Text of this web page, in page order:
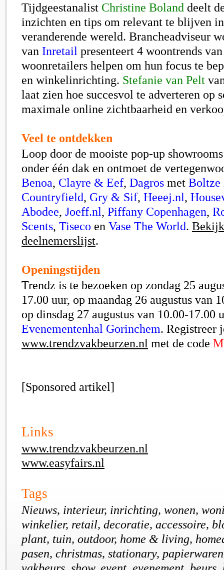
Tijdgeestanalist Christine Boland deelt
inzichten en tips om relevant te blijven
veranderende wereld. Brancheadviseur
van Inretail presenteert 4 woontrends
woonretailers helpen om hun focus te
en winkelinrichting. Stefanie van Pelt
laat zien hoe succesvol te adverteren op
maximale online zichtbaarheid en
Veel te ontdekken
Loop door de mooiste pop-up
onder één dak en ontmoet de
Benoa, Clayre & Eef, Dagros met Boltze
Countryfield, Gry & Sif, Heeej.nl,
Abodee, Joeff.nl, Piffany Copenhagen,
Scents, Tiseco en Vase The World.
deelnemerslijst.
Openingstijden
Trendz is te bezoeken op zondag 25
17.00 uur, op maandag 26 augustus van
op dinsdag 27 augustus van 10.00-17.00
Evenementenhal Gorinchem. Registreer
www.trendzvakbeurzen.nl met de code
[Sponsored artikel]
Links
www.trendzvakbeurzen.nl
www.easyfairs.nl
Tags
Nieuws, interieur, inrichting, wonen,
winkelier, retail, decoratie, accessoire,
plant, tuin, outdoor, home & living,
pasen, christmas, stationary,